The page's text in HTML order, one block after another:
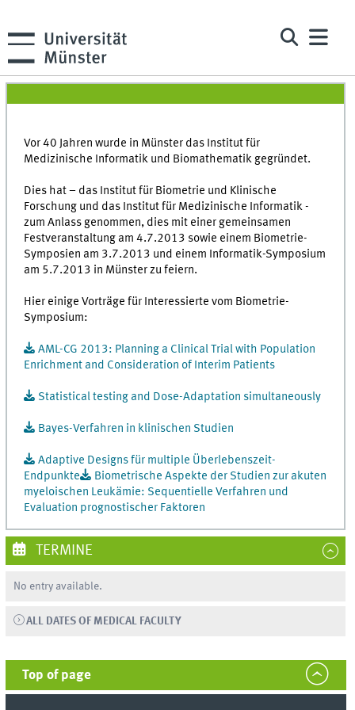
Vor 40 Jahren wurde in Münster das Institut für
Medizinische Informatik und Biomathematik gegründet.
Dies hat – das Institut für Biometrie und Klinische
Forschung und das Institut für Medizinische Informatik -
zum Anlass genommen, dies mit einer gemeinsamen
Festveranstaltung am 4.7.2013 sowie einem Biometrie-
Symposien am 3.7.2013 und einem Informatik-Symposium
am 5.7.2013 in Münster zu feiern.
Hier einige Vorträge für Interessierte vom Biometrie-
Symposium:
AML-CG 2013: Planning a Clinical Trial with Population
Enrichment and Consideration of Interim Patients
Statistical testing and Dose-Adaptation simultaneously
Bayes-Verfahren in klinischen Studien
Adaptive Designs für multiple Überlebenszeit-
Endpunkte
Biometrische Aspekte der Studien zur akuten
myeloischen Leukämie: Sequentielle Verfahren und
Evaluation prognostischer Faktoren
TERMINE
No entry available.
ALL DATES OF MEDICAL FACULTY
Top of page